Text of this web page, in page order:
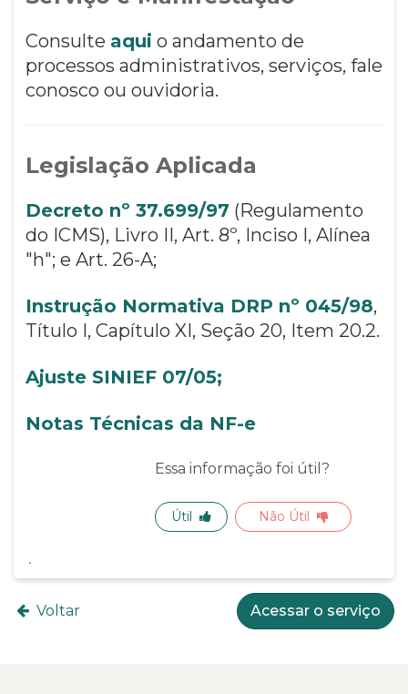
Consulte aqui o andamento de
processos administrativos, serviços, fale
conosco ou ouvidoria.
Legislação Aplicada
Decreto nº 37.699/97 (Regulamento
do ICMS), Livro II, Art. 8º, Inciso I, Alínea
"h"; e Art. 26-A;
Instrução Normativa DRP nº 045/98,
Título I, Capítulo XI, Seção 20, Item 20.2.
Ajuste SINIEF 07/05;
Notas Técnicas da NF-e
Essa informação foi útil?
Útil Não Útil
Voltar Acessar o serviço